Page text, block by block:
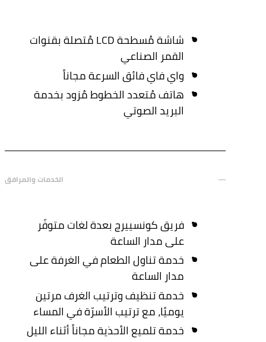
شاشة مُسطحة LCD مُتصلة بقنوات
القمر الصناعي
واي فاي فائق السرعة مجاناً
هاتف مُتعدد الخطوط مُزود بخدمة
البريد الصوتي
الخدمات والمرافق
فريق كونسييرج بعدة لغات متوفّر
على مدار الساعة
خدمة تناول الطعام في الغرفة على
مدار الساعة
خدمة تنظيف وترتيب الغرف مرتين
يوميًا، مع ترتيب الأسرّة في المساء
خدمة تلميع الأحذية مجاناً أثناء الليل